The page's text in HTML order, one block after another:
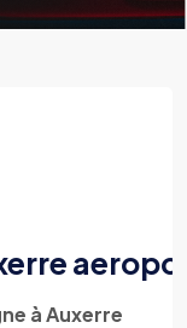
à Auxerre